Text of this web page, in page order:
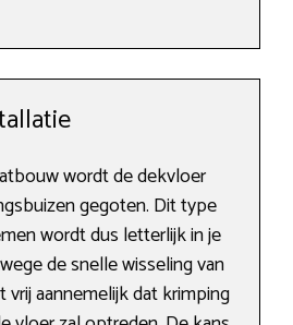
wordt de dekvloer
gegoten. Dit type
wordt dus letterlijk in je
de snelle wisseling van
aannemelijk dat krimping